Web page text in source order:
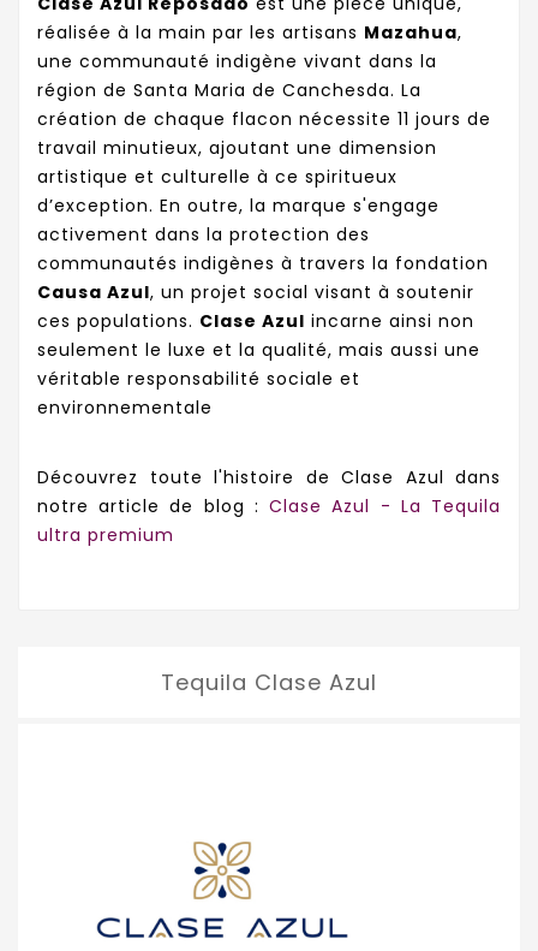
réalisée à la main par les artisans Mazahua,
une communauté indigène vivant dans la
région de Santa Maria de Canchesda. La
création de chaque flacon nécessite 11 jours de
travail minutieux, ajoutant une dimension
artistique et culturelle à ce spiritueux
d’exception. En outre, la marque s'engage
activement dans la protection des
communautés indigènes à travers la fondation
Causa Azul, un projet social visant à soutenir
ces populations. Clase Azul incarne ainsi non
seulement le luxe et la qualité, mais aussi une
véritable responsabilité sociale et
environnementale​
Découvrez toute l'histoire de Clase Azul dans
notre article de blog :Clase Azul - La Tequila
ultra premium
Tequila Clase Azul